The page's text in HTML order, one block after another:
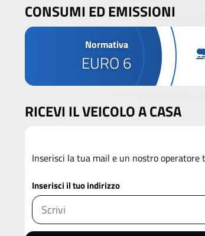
CONSUMI ED EMISSIONI
Normativa
EURO 6
RICEVI IL VEICOLO A CASA
Inserisci la tua mail e un nostro
Inserisci il tuo indirizzo